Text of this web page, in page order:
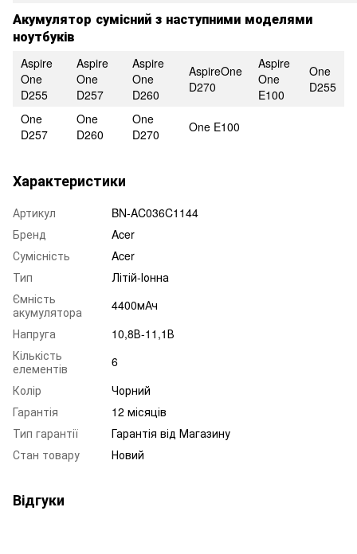
Акумулятор сумісний з наступними моделями
ноутбуків
Aspire
One
D255
Aspire
One
D257
Aspire
One
D260
AspireOne
D270
Aspire
One
E100
One
D255
One
D257
One
D260
One
D270
One E100
Характеристики
Артикул
BN-AC036C1144
Бренд
Acer
Сумісність
Acer
Тип
Літій-Іонна
Ємність
акумулятора
4400мАч
Напруга
10,8В-11,1В
Кількість
елементів
6
Колір
Чорний
Гарантія
12 місяців
Тип гарантії
Гарантія від Магазину
Стан товару
Новий
Відгуки